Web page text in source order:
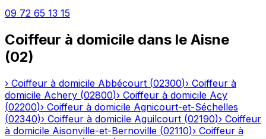
09 72 65 13 15
Coiffeur à domicile dans le Aisne
(02)
› Coiffeur à domicile Abbécourt (02300)› Coiffeur à
domicile Achery (02800)› Coiffeur à domicile Acy
(02200)› Coiffeur à domicile Agnicourt-et-Séchelles
(02340)› Coiffeur à domicile Aguilcourt (02190)› Coiffeur
à domicile Aisonville-et-Bernoville (02110)› Coiffeur à